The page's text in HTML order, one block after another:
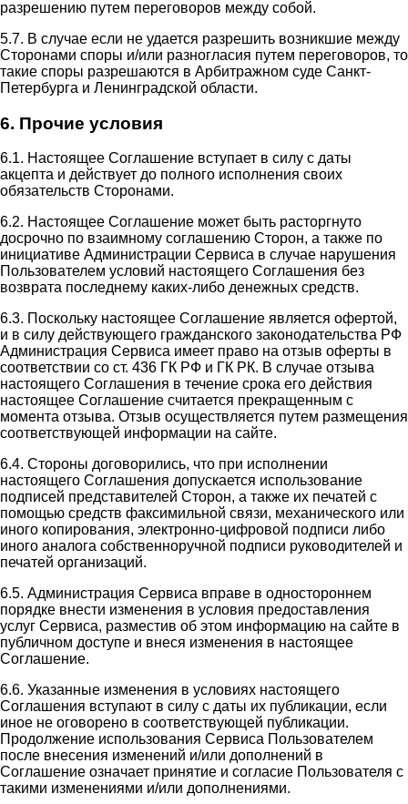
разрешению путем переговоров между собой.
5.7. В случае если не удается разрешить возникшие между
Сторонами споры и/или разногласия путем переговоров, то
такие споры разрешаются в Арбитражном суде Санкт-
Петербурга и Ленинградской области.
6. Прочие условия
6.1. Настоящее Соглашение вступает в силу с даты
акцепта и действует до полного исполнения своих
обязательств Сторонами.
6.2. Настоящее Соглашение может быть расторгнуто
досрочно по взаимному соглашению Сторон, а также по
инициативе Администрации Сервиса в случае нарушения
Пользователем условий настоящего Соглашения без
возврата последнему каких-либо денежных средств.
6.3. Поскольку настоящее Соглашение является офертой,
и в силу действующего гражданского законодательства РФ
Администрация Сервиса имеет право на отзыв оферты в
соответствии со ст. 436 ГК РФ и ГК РК. В случае отзыва
настоящего Соглашения в течение срока его действия
настоящее Соглашение считается прекращенным с
момента отзыва. Отзыв осуществляется путем размещения
соответствующей информации на сайте.
6.4. Стороны договорились, что при исполнении
настоящего Соглашения допускается использование
подписей представителей Сторон, а также их печатей с
помощью средств факсимильной связи, механического или
иного копирования, электронно-цифровой подписи либо
иного аналога собственноручной подписи руководителей и
печатей организаций.
6.5. Администрация Сервиса вправе в одностороннем
порядке внести изменения в условия предоставления
услуг Сервиса, разместив об этом информацию на сайте в
публичном доступе и внеся изменения в настоящее
Соглашение.
6.6. Указанные изменения в условиях настоящего
Соглашения вступают в силу с даты их публикации, если
иное не оговорено в соответствующей публикации.
Продолжение использования Сервиса Пользователем
после внесения изменений и/или дополнений в
Соглашение означает принятие и согласие Пользователя с
такими изменениями и/или дополнениями.